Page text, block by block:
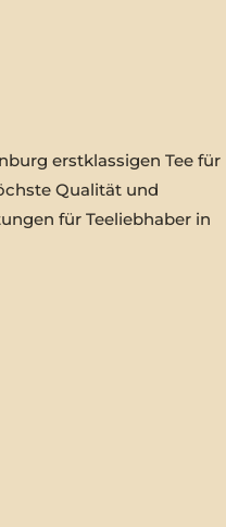
erstklassigen Tee für
Qualität und
für Teeliebhaber in